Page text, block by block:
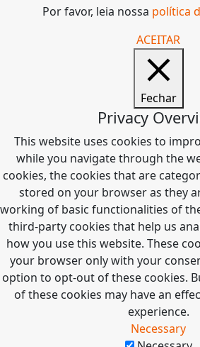
Por favor, leia nossa política
ACEITAR
Fechar
Privacy
This website uses cookies to
while you navigate through the
cookies, the cookies that are
stored on your browser as they
working of basic functionalities of
third-party cookies that help us
how you use this website. These
your browser only with your
option to opt-out of these cookies.
of these cookies may have an
experience.
Necessary